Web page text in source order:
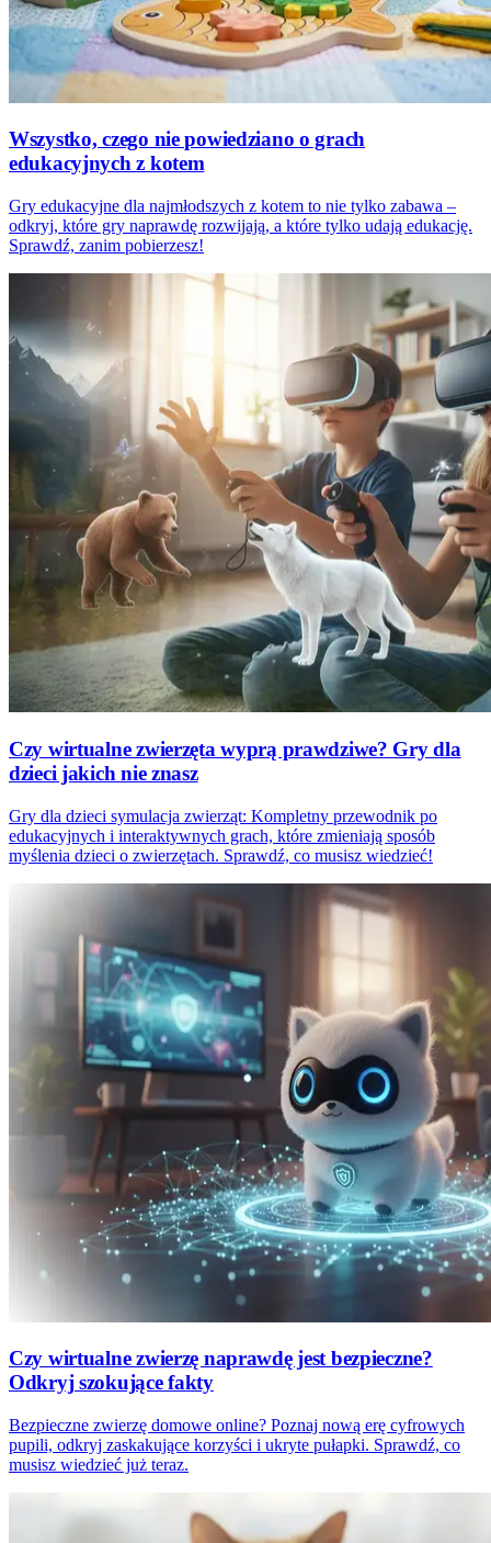
Wszystko, czego nie powiedziano o grach
edukacyjnych z kotem
Gry edukacyjne dla najmłodszych z kotem to nie tylko zabawa –
odkryj, które gry naprawdę rozwijają, a które tylko udają edukację.
Sprawdź, zanim pobierzesz!
Czy wirtualne zwierzęta wyprą prawdziwe? Gry dla
dzieci jakich nie znasz
Gry dla dzieci symulacja zwierząt: Kompletny przewodnik po
edukacyjnych i interaktywnych grach, które zmieniają sposób
myślenia dzieci o zwierzętach. Sprawdź, co musisz wiedzieć!
Czy wirtualne zwierzę naprawdę jest bezpieczne?
Odkryj szokujące fakty
Bezpieczne zwierzę domowe online? Poznaj nową erę cyfrowych
pupili, odkryj zaskakujące korzyści i ukryte pułapki. Sprawdź, co
musisz wiedzieć już teraz.